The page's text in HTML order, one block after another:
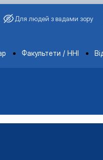
Для людей з вадами зору
Факультети / ННІ